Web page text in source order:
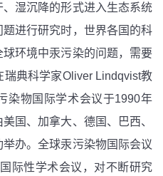
湿沉降的形式进入生态系统
进行研究时，世界各国的科
环境中汞污染的问题，需要
典科学家Oliver Lindqvist教
染物国际学术会议于1990年
国、加拿大、德国、巴西、
办。全球汞污染物国际会议
际性学术会议，对不断研究